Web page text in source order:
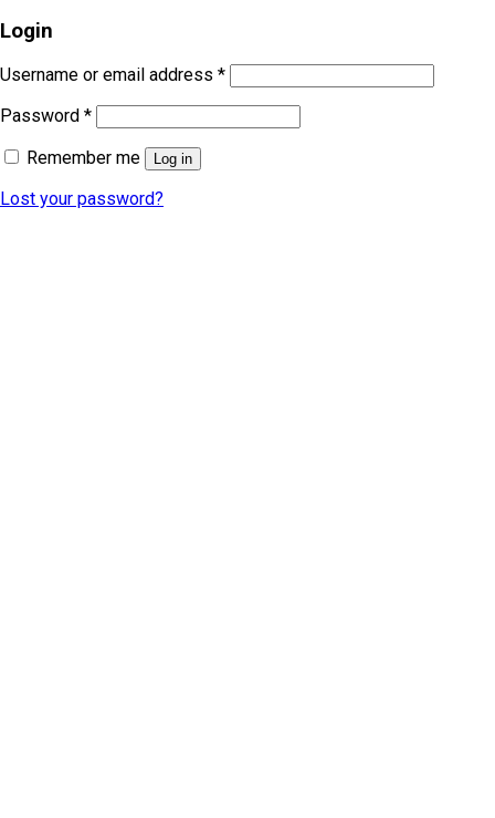
Login
Username or email address *
Password *
Remember me
Log in
Lost your password?